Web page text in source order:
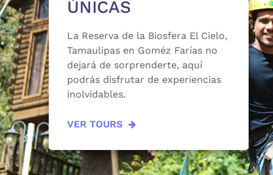
ÚNICAS
La Reserva de la Biosfera El Cielo,
Tamaulipas en Goméz Farías no
dejará de sorprenderte, aquí
podrás disfrutar de experiencias
inolvidables.
VER TOURS